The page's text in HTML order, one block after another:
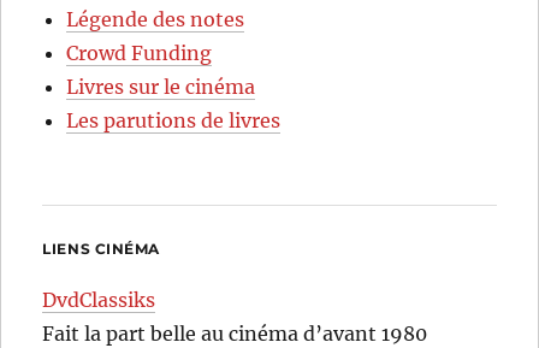
Légende des notes
Crowd Funding
Livres sur le cinéma
Les parutions de livres
LIENS CINÉMA
DvdClassiks
Fait la part belle au cinéma d’avant 1980